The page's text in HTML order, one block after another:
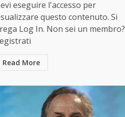
eseguire l'accesso per
questo contenuto. Si
Log In. Non sei un membro?
Read More